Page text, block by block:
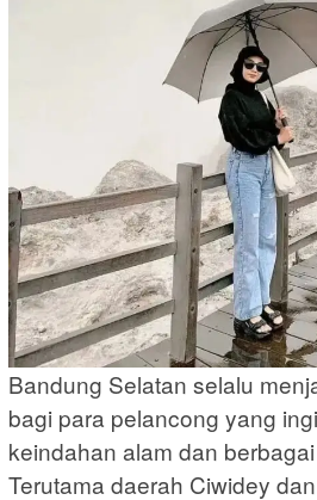
Bandung Selatan selalu
bagi para pelancong yang
keindahan alam dan
Terutama daerah Ciwidey